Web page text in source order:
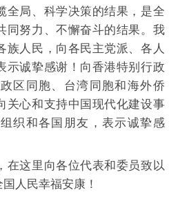
全局、科学决策的结果，是全
同努力、不懈奋斗的结果。我
族人民，向各民主党派、各人
示诚挚感谢！向香港特别行政
区同胞、台湾同胞和海外侨
关心和支持中国现代化建设事
织和各国朋友，表示诚挚感
这里向各位代表和委员致以
人民幸福安康！